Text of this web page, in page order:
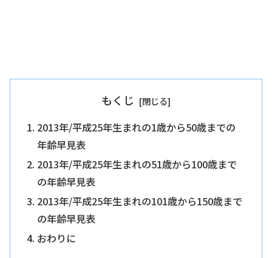
もくじ
2013年/平成25年生まれの1歳から50歳までの
年齢早見表
2013年/平成25年生まれの51歳から100歳まで
の年齢早見表
2013年/平成25年生まれの101歳から150歳まで
の年齢早見表
おわりに